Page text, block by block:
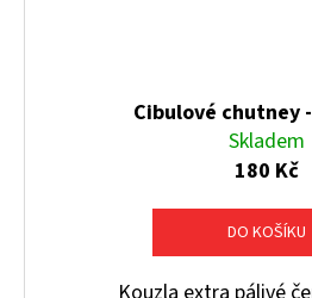
Cibulové chutney
Skladem
180 Kč
DO KOŠÍKU